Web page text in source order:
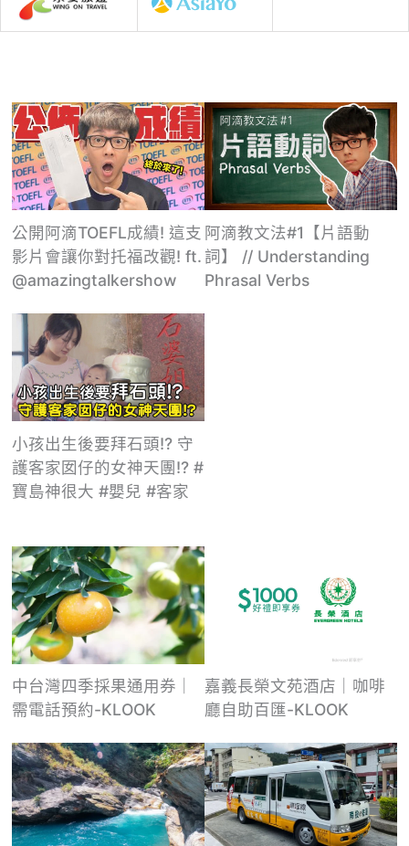
公開阿滴TOEFL成績! 這支
影片會讓你對托福改觀! ft.
@amazingtalkershow
阿滴教文法#1【片語動
詞】 // Understanding
Phrasal Verbs
小孩出生後要拜石頭!? 守
護客家囡仔的女神天團!? #
寶島神很大 #嬰兒 #客家
中台灣四季採果通用券｜
需電話預約-KLOOK
嘉義長榮文苑酒店｜咖啡
廳自助百匯-KLOOK